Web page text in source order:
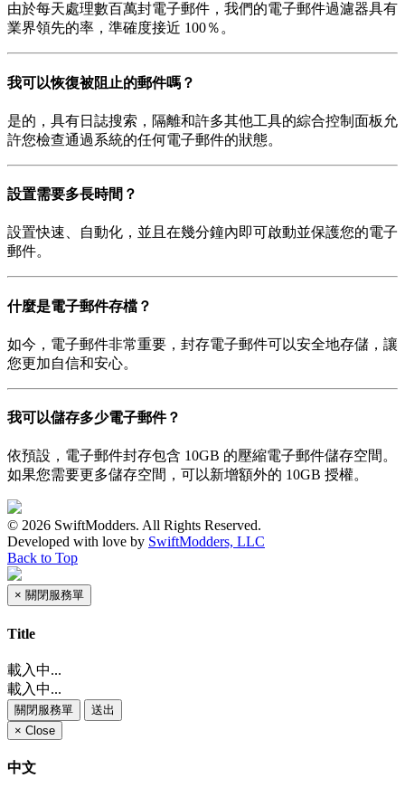
由於每天處理數百萬封電子郵件，我們的電子郵件過濾器具有
業界領先的率，準確度接近 100％。
我可以恢復被阻止的郵件嗎？
是的，具有日誌搜索，隔離和許多其他工具的綜合控制面板允
許您檢查通過系統的任何電子郵件的狀態。
設置需要多長時間？
設置快速、自動化，並且在幾分鐘內即可啟動並保護您的電子
郵件。
什麼是電子郵件存檔？
如今，電子郵件非常重要，封存電子郵件可以安全地存儲，讓
您更加自信和安心。
我可以儲存多少電子郵件？
依預設，電子郵件封存包含 10GB 的壓縮電子郵件儲存空間。
如果您需要更多儲存空間，可以新增額外的 10GB 授權。
© 2026 SwiftModders. All Rights Reserved.
Developed with love by SwiftModders, LLC
Back to Top
× 關閉服務單
Title
載入中...
載入中...
關閉服務單
送出
× Close
中文